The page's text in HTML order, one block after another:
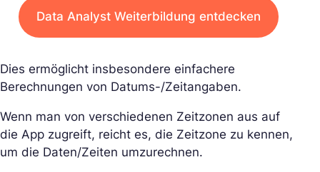
Data Analyst Weiterbildung entdecken
Dies ermöglicht insbesondere einfachere
Berechnungen von Datums-/Zeitangaben.
Wenn man von verschiedenen Zeitzonen aus auf
die App zugreift, reicht es, die Zeitzone zu kennen,
um die Daten/Zeiten umzurechnen.